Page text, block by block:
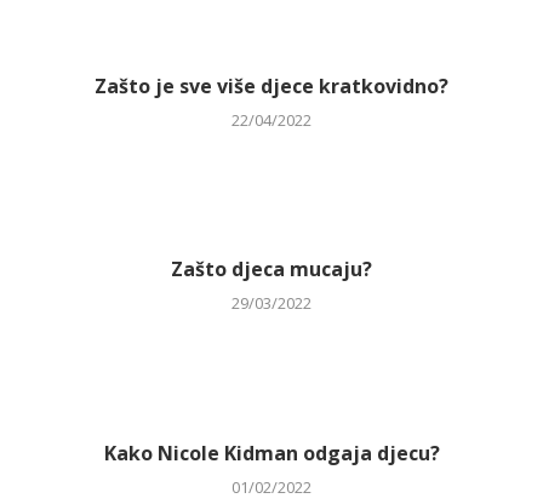
Zašto je sve više djece kratkovidno?
22/04/2022
Zašto djeca mucaju?
29/03/2022
Kako Nicole Kidman odgaja djecu?
01/02/2022